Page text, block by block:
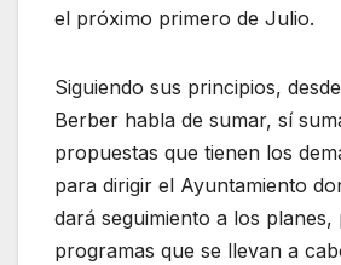
el próximo primero de Julio.
Siguiendo sus principios,
Berber habla de sumar, sí
propuestas que tienen los
para dirigir el Ayuntamiento
dará seguimiento a los
programas que se llevan a